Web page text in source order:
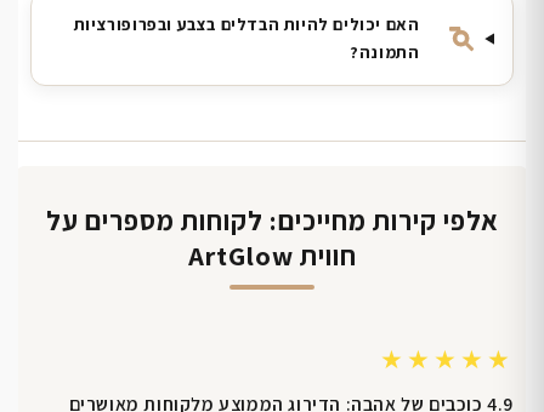
האם יכולים להיות הבדלים בצבע ובפרופורציות
התמונה?
אלפי קירות מחייכים: לקוחות מספרים על
חווית ArtGlow
★★★★★
4.9 כוכבים של אהבה: הדירוג הממוצע מלקוחות מאושרים